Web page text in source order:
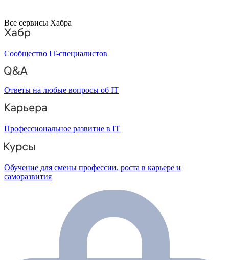
Все сервисы Хабра
Сообщество IT-специалистов
Ответы на любые вопросы об IT
Профессиональное развитие в IT
Обучение для смены профессии, роста в карьере и
саморазвития